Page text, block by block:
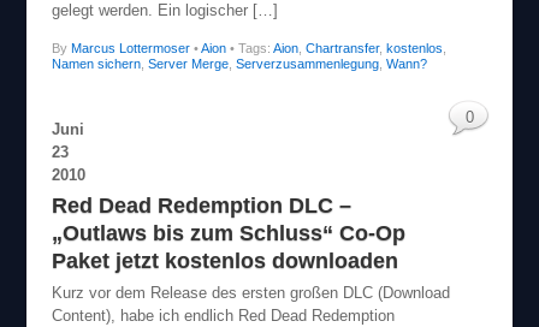
gelegt werden. Ein logischer […]
By Marcus Lottermoser• Aion • Tags: Aion, Chartransfer, kostenlos
Namen sichern, Server Merge, Serverzusammenlegung, Wann?
Juni
23
2010
Red Dead Redemption DLC –
„Outlaws bis zum Schluss“ Co-Op
Paket jetzt kostenlos downloaden
Kurz vor dem Release des ersten großen DLC (Download
Content), habe ich endlich Red Dead Redemption
0